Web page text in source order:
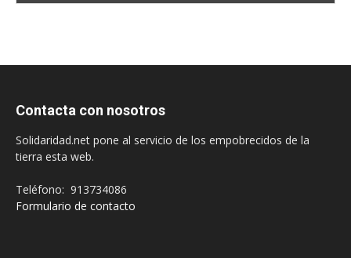
Contacta con nosotros
Solidaridad.net pone al servicio de los empobrecidos de la
tierra esta web.
Teléfono: 913734086
Formulario de contacto